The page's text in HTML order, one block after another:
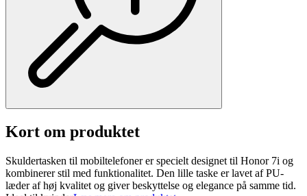
Kort om produktet
Skuldertasken til mobiltelefoner er specielt designet til Honor 7i og
kombinerer stil med funktionalitet. Den lille taske er lavet af PU-
læder af høj kvalitet og giver beskyttelse og elegance på samme tid.